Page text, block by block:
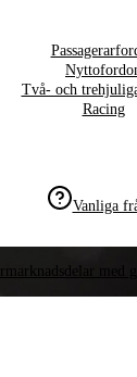
Två- och
Racing
Vanliga